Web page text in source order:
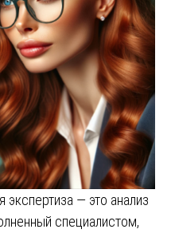
экспертиза — это анализ
специалистом,